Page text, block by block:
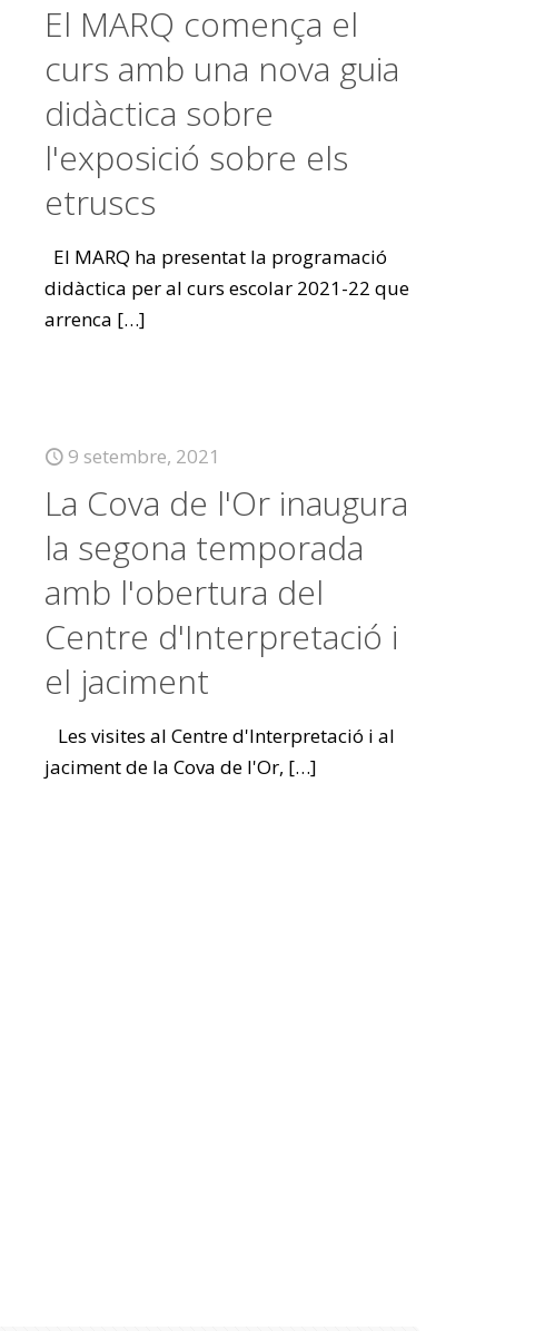
El MARQ comença el
curs amb una nova guia
didàctica sobre
l'exposició sobre els
etruscs
El MARQ ha presentat la programació
didàctica per al curs escolar 2021-22 que
arrenca […]
9 setembre, 2021
La Cova de l'Or inaugura
la segona temporada
amb l'obertura del
Centre d'Interpretació i
el jaciment
Les visites al Centre d'Interpretació i al
jaciment de la Cova de l'Or, […]